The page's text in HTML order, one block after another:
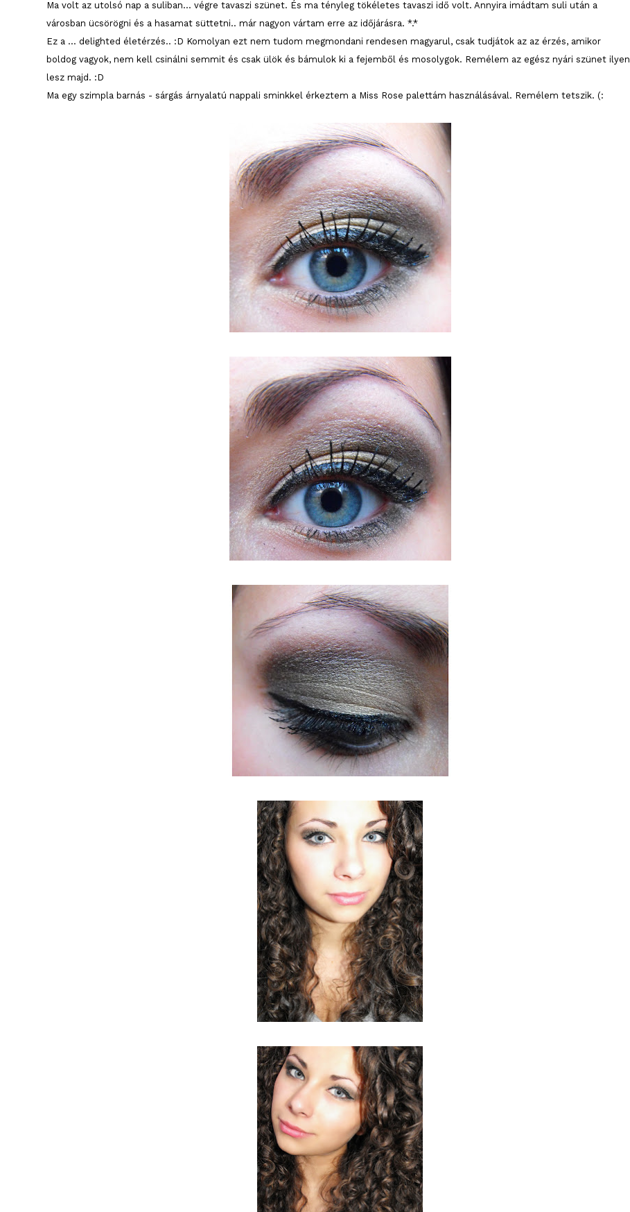
Ma volt az utolsó nap a suliban... végre tavaszi szünet. És ma tényleg tökéletes tavaszi idő volt. Annyira imádtam suli után a
városban ücsörögni és a hasamat süttetni.. már nagyon vártam erre az időjárásra. *.*
Ez a ... delighted életérzés.. :D Komolyan ezt nem tudom megmondani rendesen magyarul, csak tudjátok az az érzés, amikor
boldog vagyok, nem kell csinálni semmit és csak ülök és bámulok ki a fejemből és mosolygok. Remélem az egész nyári szünet ilyen
lesz majd. :D
Ma egy szimpla barnás - sárgás árnyalatú nappali sminkkel érkeztem a Miss Rose palettám használásával. Remélem tetszik. (: